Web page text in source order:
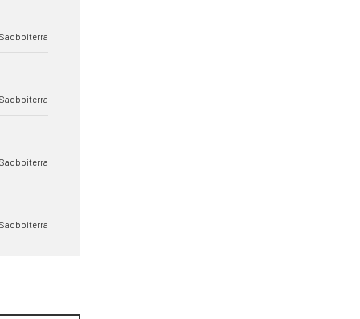
Sadboiterra
Sadboiterra
Sadboiterra
Sadboiterra